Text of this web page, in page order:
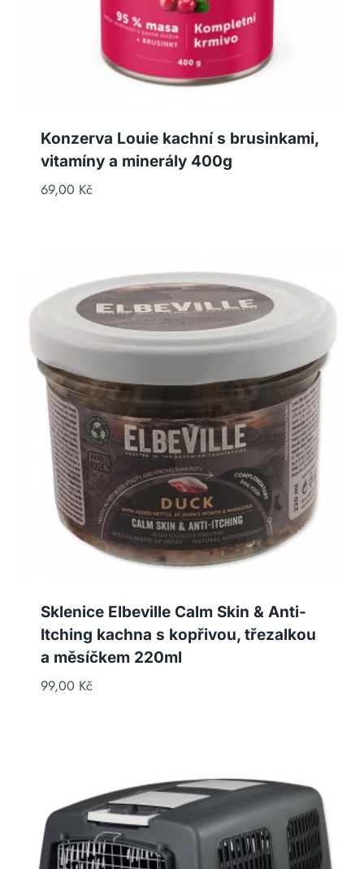
Konzerva Louie kachní s brusinkami,
vitamíny a minerály 400g
69,00 Kč
Sklenice Elbeville Calm Skin & Anti-
Itching kachna s kopřivou, třezalkou
a měsíčkem 220ml
99,00 Kč